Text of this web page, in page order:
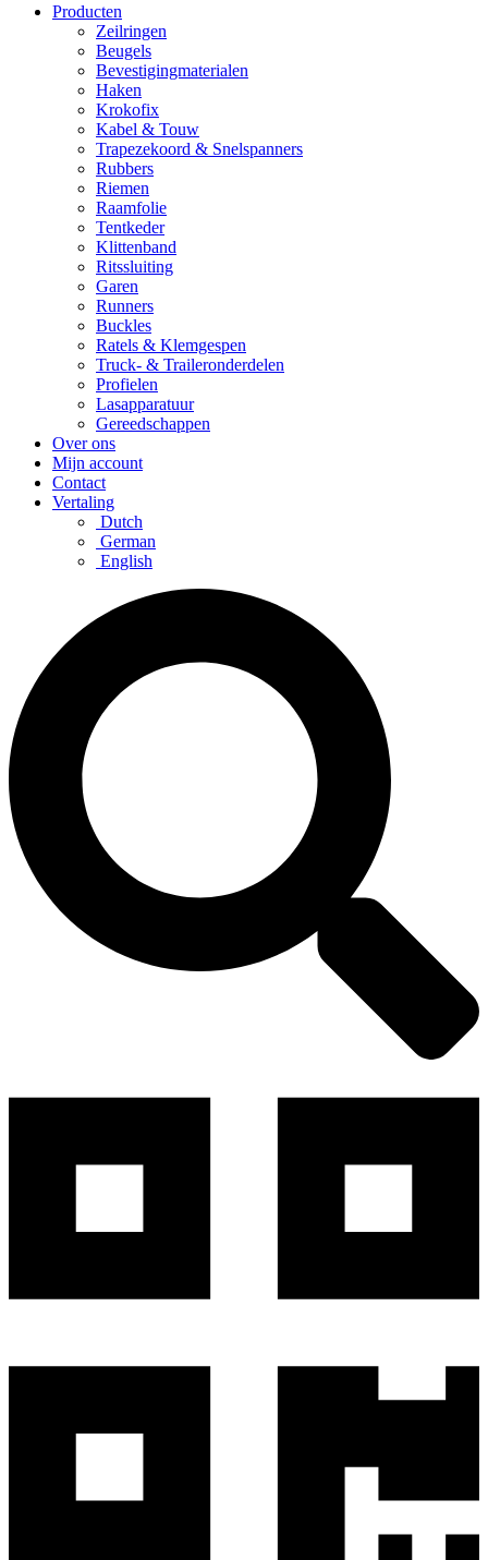
Producten
Zeilringen
Beugels
Bevestigingmaterialen
Haken
Krokofix
Kabel & Touw
Trapezekoord & Snelspanners
Rubbers
Riemen
Raamfolie
Tentkeder
Klittenband
Ritssluiting
Garen
Runners
Buckles
Ratels & Klemgespen
Truck- & Traileronderdelen
Profielen
Lasapparatuur
Gereedschappen
Over ons
Mijn account
Contact
Vertaling
Dutch
German
English